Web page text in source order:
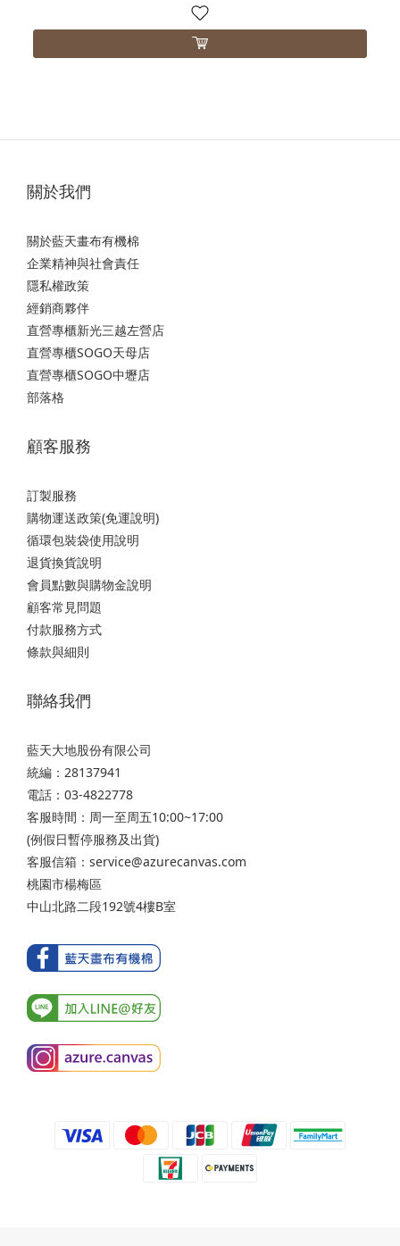
關於我們
關於藍天畫布有機棉
企業精神與社會責任
隱私權政策
經銷商夥伴
直營專櫃新光三越左營店
直營專櫃SOGO天母店
直營專櫃SOGO中壢店
部落格
顧客服務
訂製服務
購物運送政策(免運說明)
循環包裝袋使用說明
退貨換貨說明
會員點數與購物金說明
顧客常見問題
付款服務方式
條款與細則
聯絡我們
藍天大地股份有限公司
統編：28137941
電話：03-4822778
客服時間：周一至周五10:00~17:00
(例假日暫停服務及出貨)
客服信箱：service@azurecanvas.com
桃園市楊梅區
中山北路二段192號4樓B室